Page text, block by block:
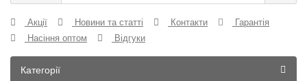
Акції Новини та статті Контакти
Гарантія
Насіння оптом
Відгуки
Категорії